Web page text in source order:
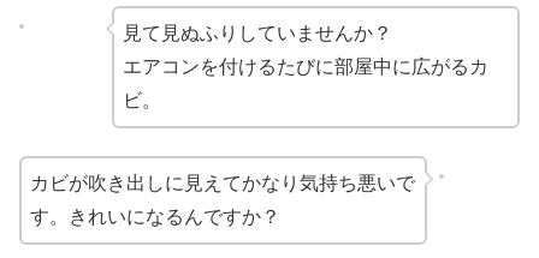
見て見ぬふりしていませんか？
エアコンを付けるたびに部屋中に広がるカ
ビ。
カビが吹き出しに見えてかなり気持ち悪いで
す。きれいになるんですか？